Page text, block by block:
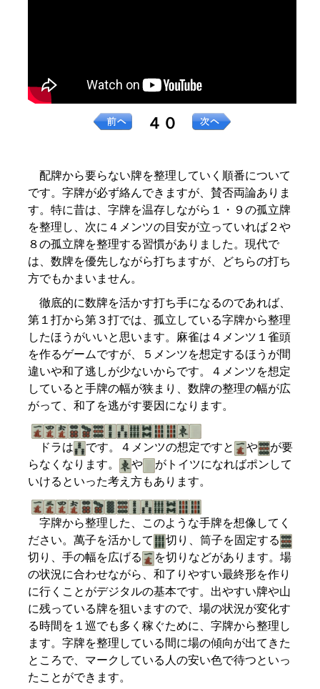
４０
配牌から要らない牌を整理していく順番について
です。字牌が必ず絡んできますが、賛否両論ありま
す。特に昔は、字牌を温存しながら１・９の孤立牌
を整理し、次に４メンツの目安が立っていれば２や
８の孤立牌を整理する習慣がありました。現代で
は、数牌を優先しながら打ちますが、どちらの打ち
方でもかまいません。
徹底的に数牌を活かす打ち手になるのであれば、
第１打から第３打では、孤立している字牌から整理
したほうがいいと思います。麻雀は４メンツ１雀頭
を作るゲームですが、５メンツを想定するほうが間
違いや和了逃しが少ないからです。４メンツを想定
していると手牌の幅が狭まり、数牌の整理の幅が広
がって、和了を逃がす要因になります。
ドラは です。４メンツの想定ですと や
が要
らなくなります。
や
がトイツになればポンして
いけるといった考え方もあります。
字牌から整理した、このような手牌を想像してく
ださい。萬子を活かして
切り、筒子を固定する
切り、手の幅を広げる
を切りなどがあります。場
の状況に合わせながら、和了りやすい最終形を作り
に行くことがデジタルの基本です。出やすい牌や山
に残っている牌を狙いますので、場の状況が変化す
る時間を１巡でも多く稼ぐために、字牌から整理し
ます。字牌を整理している間に場の傾向が出てきた
ところで、マークしている人の安い色で待つといっ
たことができます。